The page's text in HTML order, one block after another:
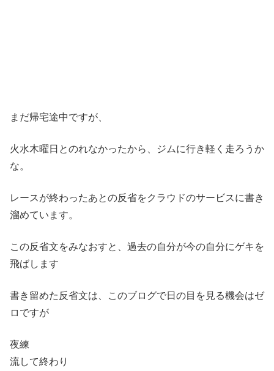
まだ帰宅途中ですが、
火水木曜日とのれなかったから、ジムに行き軽く走ろうか
な。
レースが終わったあとの反省をクラウドのサービスに書き
溜めています。
この反省文をみなおすと、過去の自分が今の自分にゲキを
飛ばします
書き留めた反省文は、このブログで日の目を見る機会はゼ
ロですが
夜練
流して終わり